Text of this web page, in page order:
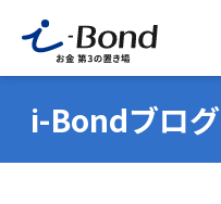
i-Bondブログ